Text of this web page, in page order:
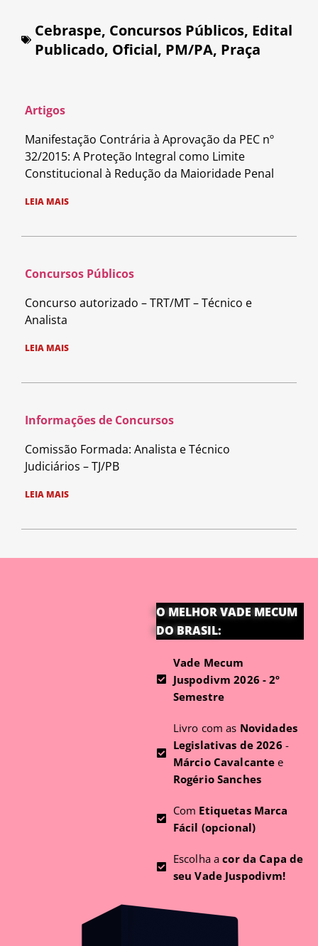
Cebraspe, Concursos Públicos, Edital
Publicado, Oficial, PM/PA, Praça
Artigos
Manifestação Contrária à Aprovação da PEC nº
32/2015: A Proteção Integral como Limite
Constitucional à Redução da Maioridade Penal
LEIA MAIS
Concursos Públicos
Concurso autorizado – TRT/MT – Técnico e
Analista
LEIA MAIS
Informações de Concursos
Comissão Formada: Analista e Técnico
Judiciários – TJ/PB
LEIA MAIS
O MELHOR VADE MECUM
DO BRASIL:
Vade Mecum
Juspodivm 2026 - 2º
Semestre
Livro com as Novidades
Legislativas de 2026 -
Márcio Cavalcante e
Rogério Sanches
Com Etiquetas Marca
Fácil (opcional)
Escolha acor da Capa de
seu Vade Juspodivm!